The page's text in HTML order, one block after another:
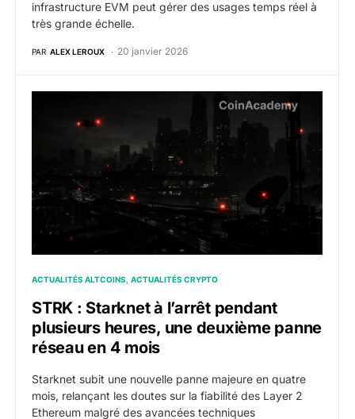
infrastructure EVM peut gérer des usages temps réel à
très grande échelle.
PAR ALEX LEROUX 20 janvier 2026
STRK : Starknet à l’arrêt pendant plusieurs heures,
ACTUALITÉS ALTCOINS ACTUALITÉS CRYPTO
STRK : Starknet à l’arrêt pendant
plusieurs heures, une deuxième panne
réseau en 4 mois
Starknet subit une nouvelle panne majeure en quatre
mois, relançant les doutes sur la fiabilité des Layer 2
Ethereum malgré des avancées techniques